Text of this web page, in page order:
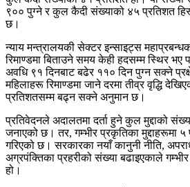
९०० पुग्ने र कुल कैदी संख्याको ४५ प्रतिशत
छ।
न्याय मन्त्रालयकी सेक्टर इन्साइट्स
रिमाण्डमा बिताउने समय केही हदसम्म स्थिर भए
अवधि ९१ दिनबाट बढेर ११० दिन पुग्न सक्ने
महिलाहरू रिमाण्डमा जाने दरमा तीव्र वृद्धि
प्रतिशतसम्म बढ्न सक्ने अनुमान छ।
प्रतिवेदनले अदालतमा दर्ता हुने कुल मुद्दाको
जनाएको छ। तर, गम्भीर प्रकृतिका मुद्दाहरूमा ५
गरिएको छ। सरकारका नयाँ कानुनी नीति,
अग्रपंक्तिका प्रहरीको संख्या बढाइएकाले गम्भीर
हो।